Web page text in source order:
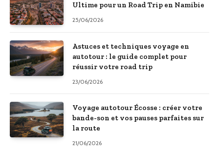
Ultime pour un Road Trip en Namibie
25/06/2026
Astuces et techniques voyage en
autotour : le guide complet pour
réussir votre road trip
23/06/2026
Voyage autotour Écosse : créer votre
bande-son et vos pauses parfaites sur
la route
21/06/2026